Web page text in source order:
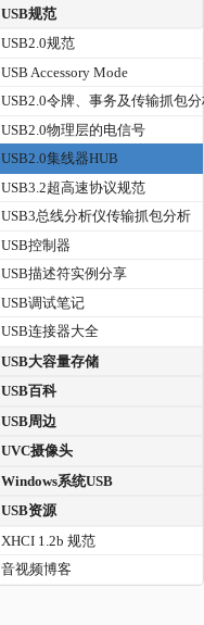
USB规范
USB2.0规范
USB Accessory Mode
USB2.0令牌、事务及传输抓包
USB2.0物理层的电信号
USB2.0集线器HUB
USB3.2超高速协议规范
USB3总线分析仪传输抓包分析
USB控制器
USB描述符实例分享
USB调试笔记
USB连接器大全
USB大容量存储
USB百科
USB周边
UVC摄像头
Windows系统USB
USB资源
XHCI 1.2b 规范
音视频博客